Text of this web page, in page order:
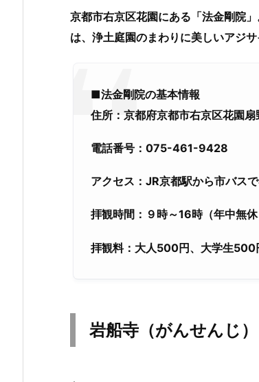
京都市右京区花園にある「法金剛院
は、浄土庭園のまわりに美しいアジサ
■法金剛院の基本情報
住所：京都府京都市右京区花園
電話番号：075-461-9428
アクセス：JR京都駅から市バス
拝観時間：９時～16時（年中無休
拝観料：大人500円、大学生500
岩船寺（がんせんじ）